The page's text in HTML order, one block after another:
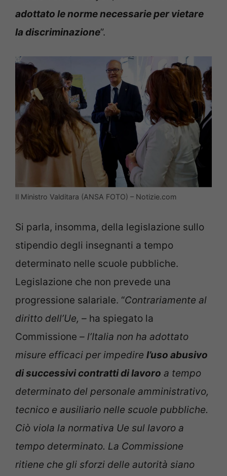
adottato le norme necessarie per vietare
la discriminazione”.
Il Ministro Valditara (ANSA FOTO) – Notizie.com
Si parla, insomma, della legislazione sullo
stipendio degli insegnanti a tempo
determinato nelle scuole pubbliche.
Legislazione che non prevede una
progressione salariale. “Contrariamente al
diritto dell’Ue, – ha spiegato la
Commissione – l’Italia non ha adottato
misure efficaci per impedire l’uso abusivo
di successivi contratti di lavoro a tempo
determinato del personale amministrativo,
tecnico e ausiliario nelle scuole pubbliche.
Ciò viola la normativa Ue sul lavoro a
tempo determinato. La Commissione
ritiene che gli sforzi delle autorità siano